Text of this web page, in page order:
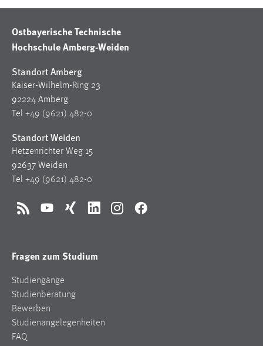
Ostbayerische Technische
Hochschule Amberg-Weiden
Standort Amberg
Kaiser-Wilhelm-Ring 23
92224 Amberg
Tel +49 (9621) 482-0
Standort Weiden
Hetzenrichter Weg 15
92637 Weiden
Tel +49 (9621) 482-0
RSS YouTubeXing LinkedInInstagramFacebook
Fragen zum Studium
Studiengänge
Studienberatung
Bewerben
Studienangelegenheiten
FAQ